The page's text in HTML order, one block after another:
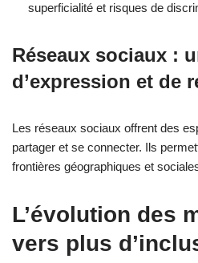
superficialité et risques de
Réseaux sociaux :
d’expression et de
Les réseaux sociaux offrent des
partager et se connecter. Ils
frontières géographiques et
L’évolution des
vers plus